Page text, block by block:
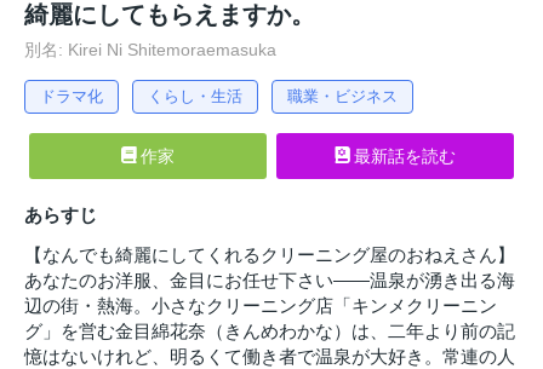
綺麗にしてもらえますか。
別名: Kirei Ni Shitemoraemasuka
ドラマ化 くらし・生活 職業・ビジネス
作家 最新話を読む
あらすじ
【なんでも綺麗にしてくれるクリーニング屋のおねえさん】
あなたのお洋服、金目にお任せ下さい――温泉が湧き出る海
辺の街・熱海。小さなクリーニング店「キンメクリーニン
グ」を営む金目綿花奈（きんめわかな）は、二年より前の記
憶はないけれど、明るくて働き者で温泉が大好き。常連の人